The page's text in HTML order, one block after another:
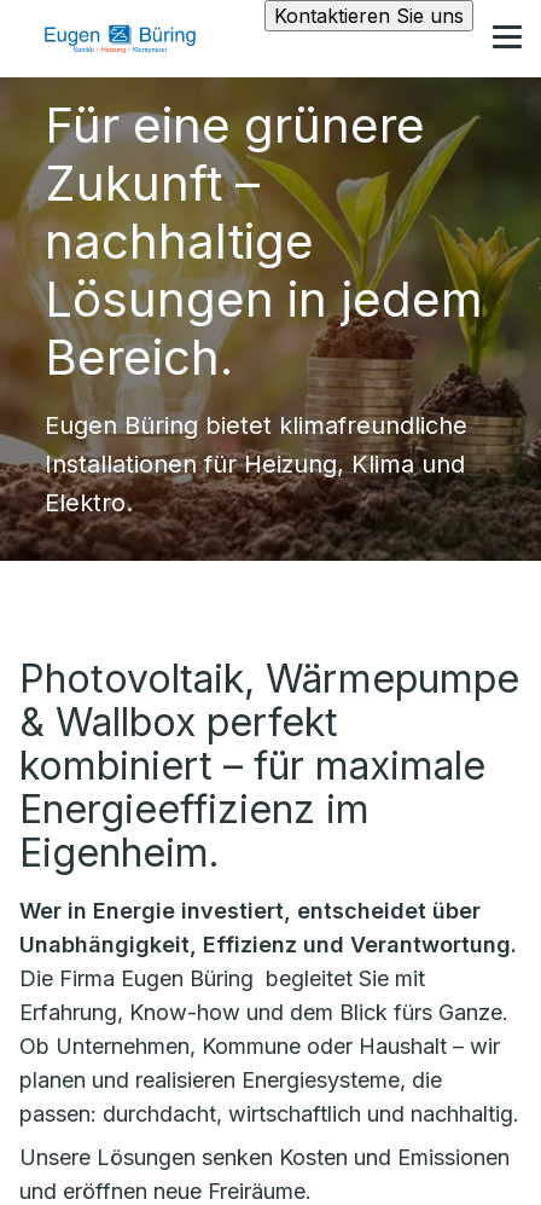
Kontaktieren Sie uns
Für eine grünere
Zukunft –
nachhaltige
Lösungen in jedem
Bereich.
Eugen Büring bietet klimafreundliche
Installationen für Heizung, Klima und
Elektro.
Photovoltaik, Wärmepumpe
& Wallbox perfekt
kombiniert – für maximale
Energieeffizienz im
Eigenheim.
Wer in Energie investiert, entscheidet über
Unabhängigkeit, Effizienz und Verantwortung.
Die Firma Eugen Büring begleitet Sie mit
Erfahrung, Know-how und dem Blick fürs Ganze.
Ob Unternehmen, Kommune oder Haushalt – wir
planen und realisieren Energiesysteme, die
passen: durchdacht, wirtschaftlich und nachhaltig.
Unsere Lösungen senken Kosten und Emissionen
und eröffnen neue Freiräume.